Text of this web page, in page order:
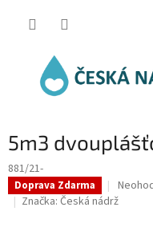
5m3
881/21-
Doprava Zdarma
Značka: Česká nádrž